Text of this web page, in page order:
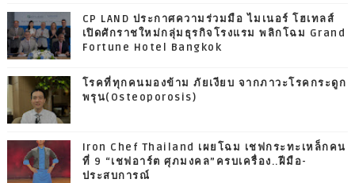
CP LAND ประกาศความร่วมมือ ไมเนอร์ โฮเทลส์
เปิดศักราชใหม่กลุ่มธุรกิจโรงแรม พลิกโฉม Grand
Fortune Hotel Bangkok
โรคที่ทุกคนมองข้าม ภัยเงียบ จากภาวะโรคกระดูก
พรุน(Osteoporosis)
Iron Chef Thailand เผยโฉม เชฟกระทะเหล็กคน
ที่ 9 “เชฟอาร์ต ศุภมงคล”ครบเครื่อง..ฝีมือ-
ประสบการณ์